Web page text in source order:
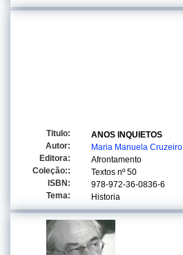
Titulo:
ANOS INQUIETOS
Autor:
Maria Manuela Cruzeiro
Editora:
Afrontamento
Coleção::
Textos nº 50
ISBN:
978-972-36-0836-6
Tema:
Historia